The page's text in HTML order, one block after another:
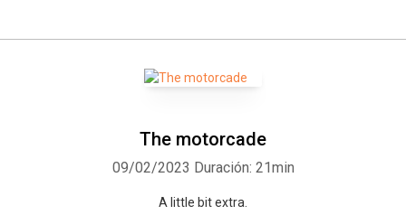
The motorcade
09/02/2023 Duración: 21min
A little bit extra.